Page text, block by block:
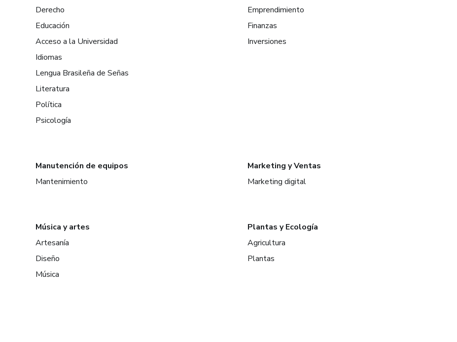
Derecho
Educación
Acceso a la Universidad
Idiomas
Lengua Brasileña de Señas
Literatura
Política
Psicología
Emprendimiento
Finanzas
Inversiones
Manutención de equipos
Mantenimiento
Marketing y Ventas
Marketing digital
Música y artes
Artesanía
Diseño
Música
Plantas y Ecología
Agricultura
Plantas